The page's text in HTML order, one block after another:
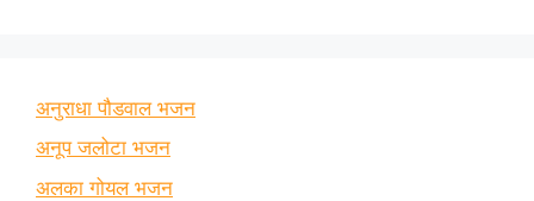
अनुराधा पौडवाल भजन
अनूप जलोटा भजन
अलका गोयल भजन